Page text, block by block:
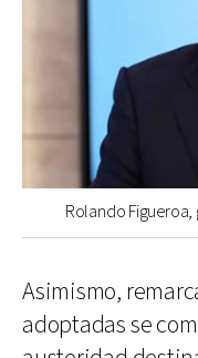
Rolando
Asimismo,
adoptadas se